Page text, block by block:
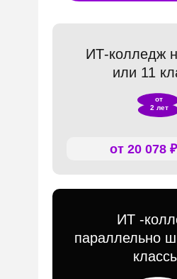
ИТ-колледж
или 11
от
2 лет
ИТ -
параллельно
от 20 078